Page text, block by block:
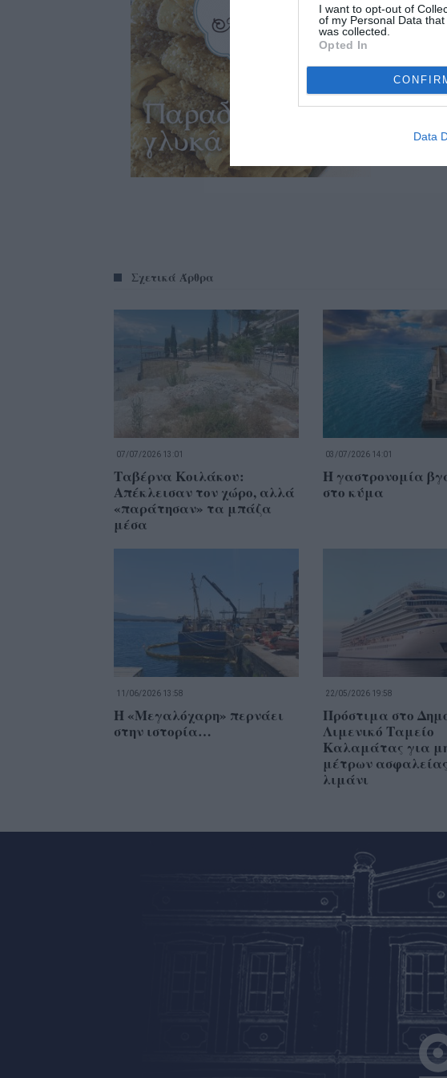
I want to opt-out of
of my Personal Data
was collected.
Opted In
Data
Σχετικά Άρθρα
07/07/2026 13:01
Ταβέρνα Κοιλάκου:
Απέκλεισαν τον χώρο, αλλά
«παράτησαν» τα μπάζα
μέσα
03/07/2026 14:01
Η γαστρονομία
στο κύμα
11/06/2026 13:58
Η «Μεγαλόχαρη» περνάει
στην ιστορία…
22/05/2026 19:58
Πρόστιμα στο
Λιμενικό Ταμείο
Καλαμάτας για
μέτρων
λιμάνι